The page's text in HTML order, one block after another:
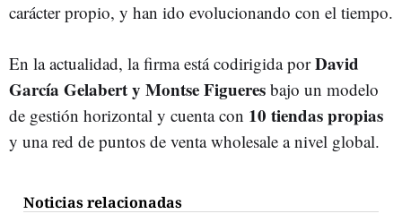
carácter propio, y han ido evolucionando con el tiempo.
En la actualidad, la firma está codirigida porDavid
García Gelabert y Montse Figueres bajo un modelo
de gestión horizontal y cuenta con 10 tiendas propias
y una red de puntos de venta wholesale a nivel global.
Noticias relacionadas